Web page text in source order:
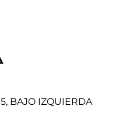
BAJO IZQUIERDA